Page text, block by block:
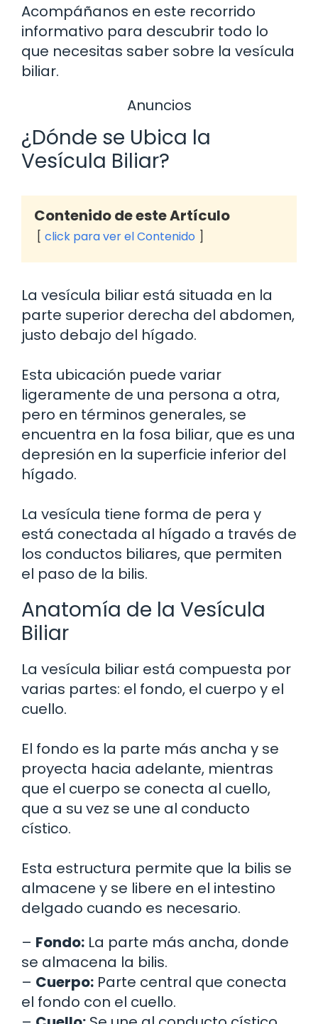
Acompáñanos en este recorrido
informativo para descubrir todo lo
que necesitas saber sobre la vesícula
biliar.
Anuncios
¿Dónde se Ubica la
Vesícula Biliar?
Contenido de este Artículo
click para ver el Contenido
La vesícula biliar está situada en la
parte superior derecha del abdomen,
justo debajo del hígado.
Esta ubicación puede variar
ligeramente de una persona a otra,
pero en términos generales, se
encuentra en la fosa biliar, que es una
depresión en la superficie inferior del
hígado.
La vesícula tiene forma de pera y
está conectada al hígado a través de
los conductos biliares, que permiten
el paso de la bilis.
Anatomía de la Vesícula
Biliar
La vesícula biliar está compuesta por
varias partes: el fondo, el cuerpo y el
cuello.
El fondo es la parte más ancha y se
proyecta hacia adelante, mientras
que el cuerpo se conecta al cuello,
que a su vez se une al conducto
cístico.
Esta estructura permite que la bilis se
almacene y se libere en el intestino
delgado cuando es necesario.
– Fondo: La parte más ancha, donde
se almacena la bilis.
– Cuerpo: Parte central que conecta
el fondo con el cuello.